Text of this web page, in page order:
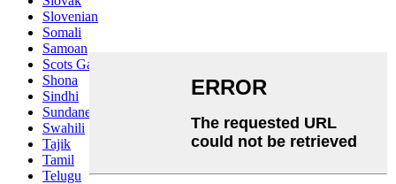
Slovenian
Somali
Samoan
Scots Gaelic
Shona
Sindhi
Sundanese
Swahili
Tajik
Tamil
Telugu